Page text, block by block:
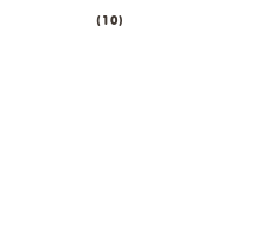
(10)